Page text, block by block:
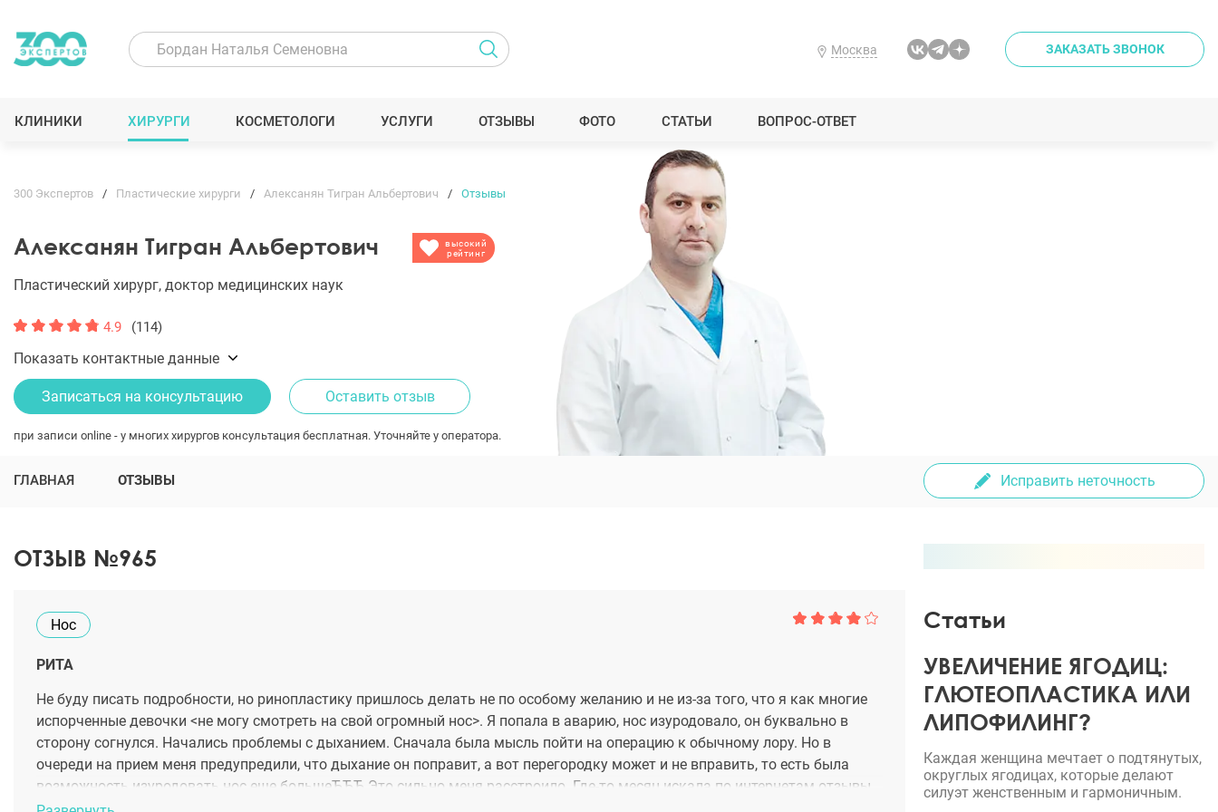
Москва ЗАКАЗАТЬ ЗВОНОК
КЛИНИКИ ХИРУРГИ КОСМЕТОЛОГИ УСЛУГИ ОТЗЫВЫ ФОТО СТАТЬИ ВОПРОС-ОТВЕТ
300 Экспертов Пластические хирурги Алексанян Тигран Альбертович Отзывы
Алексанян Тигран Альбертович
высокий
рейтинг
Пластический хирург, доктор медицинских наук
4.9 (114)
Показать контактные данные
Записаться на консультацию Оставить отзыв
при записи online - у многих хирургов консультация бесплатная. Уточняйте у оператора.
ГЛАВНАЯ ОТЗЫВЫ Исправить неточность
ОТЗЫВ №965
Нос
РИТА
Не буду писать подробности, но ринопластику пришлось делать не по особому желанию и не из-за того, что я как многие
испорченные девочки <не могу смотреть на свой огромный нос>. Я попала в аварию, нос изуродовало, он буквально в
сторону согнулся. Начались проблемы с дыханием. Сначала была мысль пойти на операцию к обычному лору. Но в
очереди на прием меня предупредили, что дыхание он поправит, а вот перегородку может и не вправить, то есть была
возможность изуродовать нос еще большеЂЂЂ Это сильно меня расстроило. Где-то месяц искала по интернетам отзывы,
искала реальных людей, у которых была проблема как у меня, ходила по консультациям. Наткнулась на алексаняна. В
Статьи
УВЕЛИЧЕНИЕ ЯГОДИЦ:
ГЛЮТЕОПЛАСТИКА ИЛИ
ЛИПОФИЛИНГ?
Каждая женщина мечтает о подтянутых,
округлых ягодицах, которые делают
силуэт женственным и гармоничным.